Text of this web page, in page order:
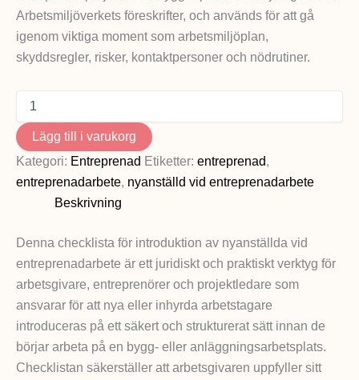
Arbetsmiljöverkets föreskrifter, och används för att gå
igenom viktiga moment som arbetsmiljöplan,
skyddsregler, risker, kontaktpersoner och nödrutiner.
Lägg till i varukorg
Kategori: Entreprenad Etiketter: entreprenad,
entreprenadarbete, nyanställd vid entreprenadarbete
Beskrivning
Denna checklista för introduktion av nyanställda vid
entreprenadarbete är ett juridiskt och praktiskt verktyg för
arbetsgivare, entreprenörer och projektledare som
ansvarar för att nya eller inhyrda arbetstagare
introduceras på ett säkert och strukturerat sätt innan de
börjar arbeta på en bygg- eller anläggningsarbetsplats.
Checklistan säkerställer att arbetsgivaren uppfyller sitt